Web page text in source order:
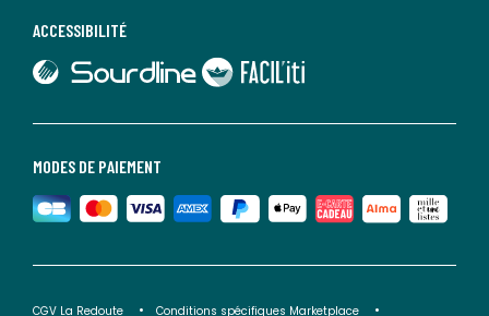
MODES DE PAIEMENT
ACCESSIBILITÉ
lien vers Faciliti
CGV La Redoute Conditions spécifiques Marketplace